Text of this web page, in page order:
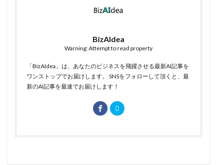
BizAIdea
Warning: Attempt to read property
「BizAIdea」は、あなたのビジネスを飛躍させる最新AI記事を
ワンストップでお届けします。 SNSをフォローして頂くと、最
新のAI記事を最速でお届けします！